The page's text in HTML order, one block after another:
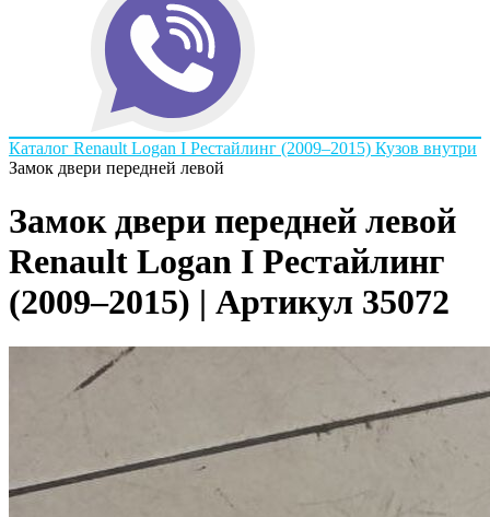
Каталог Renault Logan I Рестайлинг (2009–2015) Кузов внутри
Замок двери передней левой
Замок двери передней левой
Renault Logan I Рестайлинг
(2009–2015) | Артикул 35072